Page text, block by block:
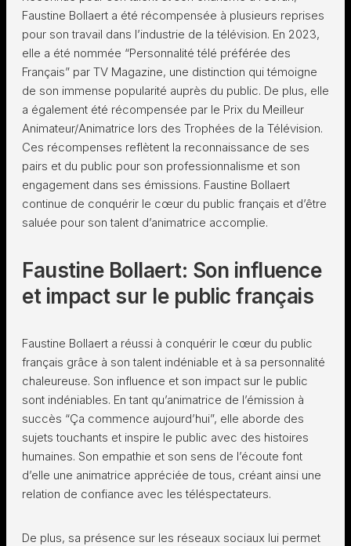
Faustine Bollaert a été récompensée à plusieurs reprises
pour son travail dans l’industrie de la télévision. En 2023,
elle a été nommée “Personnalité télé préférée des
Français” par TV Magazine, une distinction qui témoigne
de son immense popularité auprès du public. De plus, elle
a également été récompensée par le Prix du Meilleur
Animateur/Animatrice lors des Trophées de la Télévision.
Ces récompenses reflètent la reconnaissance de ses
pairs et du public pour son professionnalisme et son
engagement dans ses émissions. Faustine Bollaert
continue de conquérir le cœur du public français et d’être
saluée pour son talent d’animatrice accomplie.
Faustine Bollaert: Son influence
et impact sur le public français
Faustine Bollaert a réussi à conquérir le cœur du public
français grâce à son talent indéniable et à sa personnalité
chaleureuse. Son influence et son impact sur le public
sont indéniables. En tant qu’animatrice de l’émission à
succès “Ça commence aujourd’hui”, elle aborde des
sujets touchants et inspire le public avec des histoires
humaines. Son empathie et son sens de l’écoute font
d’elle une animatrice appréciée de tous, créant ainsi une
relation de confiance avec les téléspectateurs.
De plus, sa présence sur les réseaux sociaux lui permet